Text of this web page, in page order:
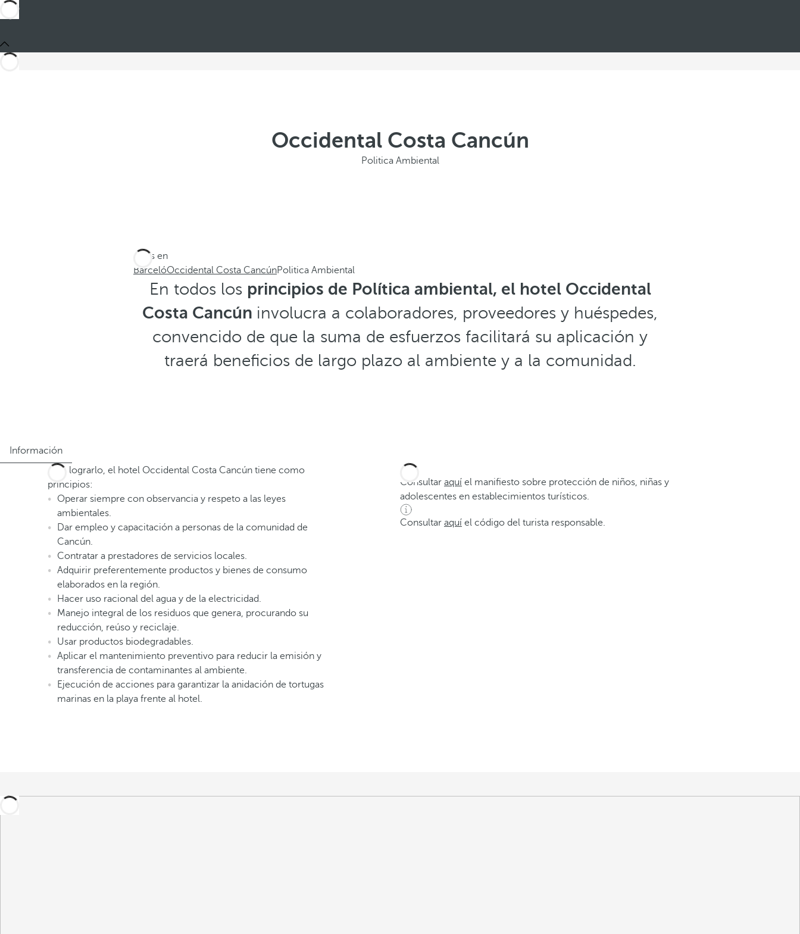
Occidental Costa Cancún
Politica Ambiental
Estás en
BarcelóOccidental Costa CancúnPolitica Ambiental
En todos los principios de Política ambiental, el hotel Occidental
Costa Cancún involucra a colaboradores, proveedores y huéspedes,
convencido de que la suma de esfuerzos facilitará su aplicación y
traerá beneficios de largo plazo al ambiente y a la comunidad.
Información
Para lograrlo, el hotel Occidental Costa Cancún tiene como
principios:
Operar siempre con observancia y respeto a las leyes
ambientales.
Dar empleo y capacitación a personas de la comunidad de
Cancún.
Contratar a prestadores de servicios locales.
Adquirir preferentemente productos y bienes de consumo
elaborados en la región.
Hacer uso racional del agua y de la electricidad.
Manejo integral de los residuos que genera, procurando su
reducción, reúso y reciclaje.
Usar productos biodegradables.
Aplicar el mantenimiento preventivo para reducir la emisión y
transferencia de contaminantes al ambiente.
Ejecución de acciones para garantizar la anidación de tortugas
marinas en la playa frente al hotel.
Consultar aquíel manifiesto sobre protección de niños, niñas y
adolescentes en establecimientos turísticos.
Consultar aquíel código del turista responsable.